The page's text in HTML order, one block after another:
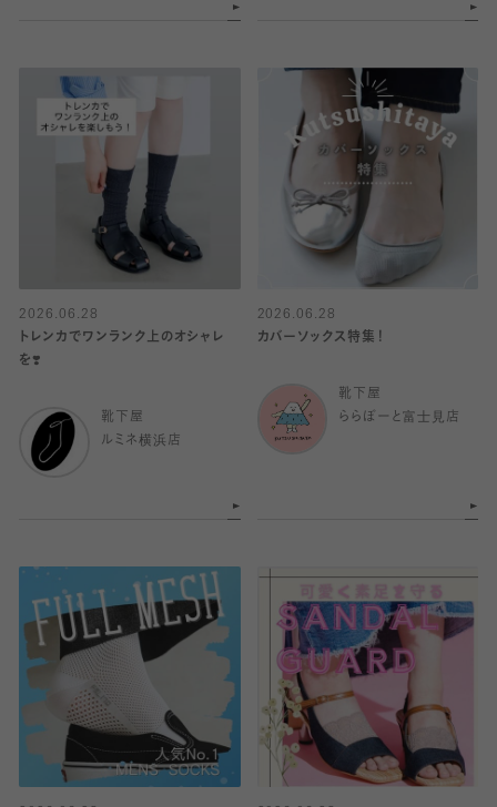
2026.06.28
トレンカでワンランク上のオシャレ
を❣️
靴下屋
ルミネ横浜店
2026.06.28
カバーソックス特集！
靴下屋
ららぽーと富士見店